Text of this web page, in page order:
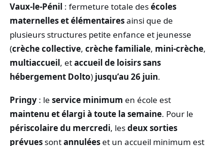
Vaux-le-Pénil : fermeture totale desécoles
maternelles et élémentairesainsi que de
plusieurs structures petite enfance et jeunesse
(crèche collective, crèche familiale, mini-crèche,
multiaccueil, etaccueil de loisirs sans
hébergement Dolto) jusqu’au 26 juin.
Pringy : le service minimum en école est
maintenu et élargi à toute la semaine. Pour le
périscolaire du mercredi, lesdeux sorties
prévues sontannulées et un accueil minimum est